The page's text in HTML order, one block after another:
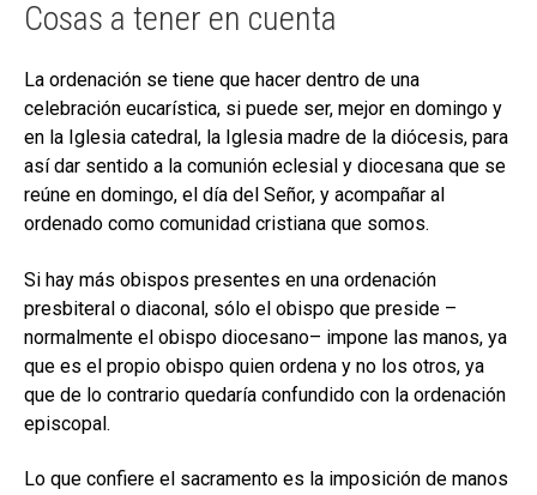
Cosas a tener en cuenta
La ordenación se tiene que hacer dentro de una
celebración eucarística, si puede ser, mejor en domingo y
en la Iglesia catedral, la Iglesia madre de la diócesis, para
así dar sentido a la comunión eclesial y diocesana que se
reúne en domingo, el día del Señor, y acompañar al
ordenado como comunidad cristiana que somos.
Si hay más obispos presentes en una ordenación
presbiteral o diaconal, sólo el obispo que preside –
normalmente el obispo diocesano– impone las manos, ya
que es el propio obispo quien ordena y no los otros, ya
que de lo contrario quedaría confundido con la ordenación
episcopal.
Lo que confiere el sacramento es la imposición de manos